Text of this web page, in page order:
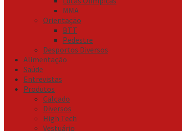
MMA
Orientação
BTT
Pedestre
Desportos Diversos
Alimentação
Saúde
Entrevistas
Produtos
Calçado
Diversos
High Tech
Vestuário